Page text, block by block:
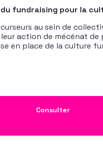
fundraising pour la
au sein de
action de mécénat de
en place de la culture
Consulter